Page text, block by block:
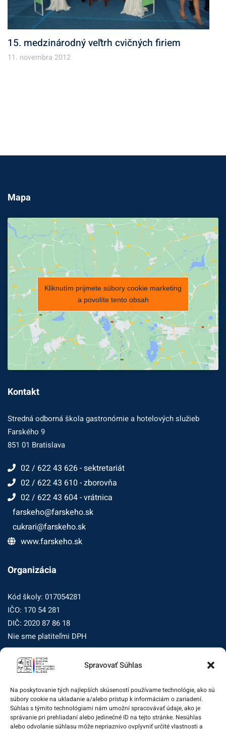
Spravovať Súhlas
Na poskytovanie tých najlepších skúseností používame technológie, ako sú
súbory cookie na ukladanie a/alebo prístup k informáciám o zariadení.
Súhlas s týmito technológiami nám umožní spracovávať údaje, ako je
správanie pri prehliadaní alebo jedinečné ID na tejto stránke. Nesúhlas
alebo odvolanie súhlasu môže nepriaznivo ovplyvniť určité vlastnosti a
15. medzinárodný veľtrh cvičných firiem
11. novembra 2012
Mapa
Kliknutím prijmete súbory cookie marketing
a povolíte tento obsah
Kontakt
Stredná odborná škola gastronómie a hotelových služieb
Farského 9
851 01 Bratislava
02 / 622 43 626 - sektretariát
02 / 622 43 610 - zborovňa
02 / 622 43 604 - vrátnica
farskeho@farskeho.sk
cukrari@farskeho.sk
www.farskeho.sk
Organizácia
Kód školy: 017054281
IČO: 170 54 281
DIČ: 2020 87 86 18
Nie sme platiteľmi DPH
Zásady ochrany osobných údajov
Dohľad nad ochranou osobných údajov
Žiadosť dotknutej osoby na uplatnenie jej práv